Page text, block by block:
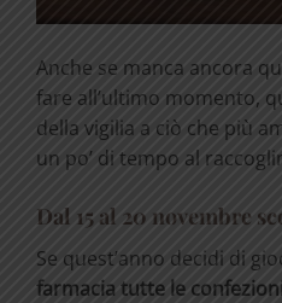
Anche se manca ancora
fare all’ultimo momento,
della vigilia a ciò che più
un po’ di tempo al
Dal 15 al 20 novembre
Se quest’anno decidi di
farmacia tutte le